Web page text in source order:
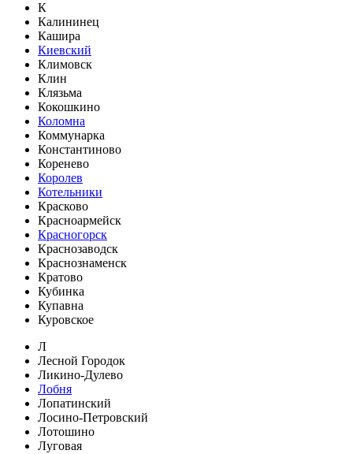
К
Калининец
Кашира
Киевский
Климовск
Клин
Клязьма
Кокошкино
Коломна
Коммунарка
Константиново
Коренево
Королев
Котельники
Красково
Красноармейск
Красногорск
Краснозаводск
Краснознаменск
Кратово
Кубинка
Купавна
Куровское
Л
Лесной Городок
Ликино-Дулево
Лобня
Лопатинский
Лосино-Петровский
Лотошино
Луговая